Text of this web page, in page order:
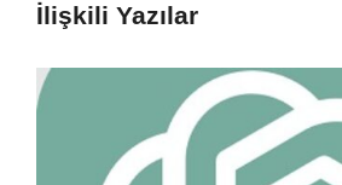
İlişkili Yazılar